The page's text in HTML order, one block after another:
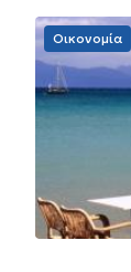
Οικονομία